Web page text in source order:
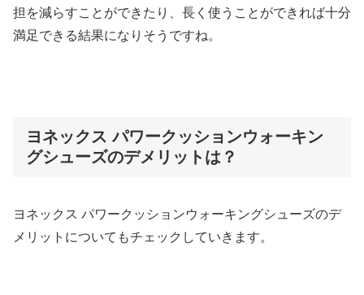
担を減らすことができたり、長く使うことができれば十分
満足できる結果になりそうですね。
ヨネックス パワークッションウォーキン
グシューズのデメリットは？
ヨネックス パワークッションウォーキングシューズのデ
メリットについてもチェックしていきます。